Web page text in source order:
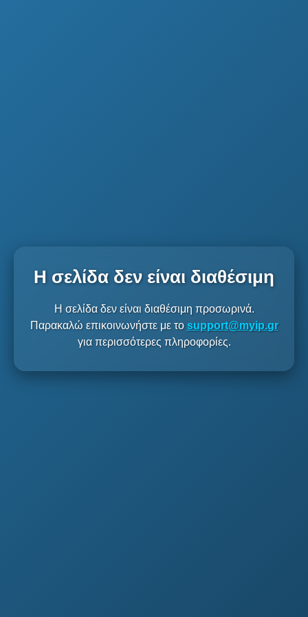
Η σελίδα δεν είναι διαθέσιμη
Η σελίδα δεν είναι διαθέσιμη προσωρινά.
Παρακαλώ επικοινωνήστε με το support@myip.gr
για περισσότερες πληροφορίες.